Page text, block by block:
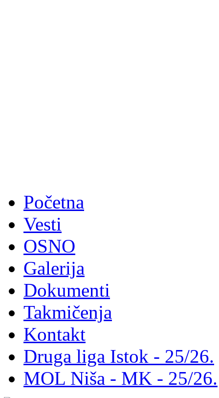
Početna
Vesti
OSNO
Galerija
Dokumenti
Takmičenja
Kontakt
Druga liga Istok - 25/26.
MOL Niša - MK - 25/26.